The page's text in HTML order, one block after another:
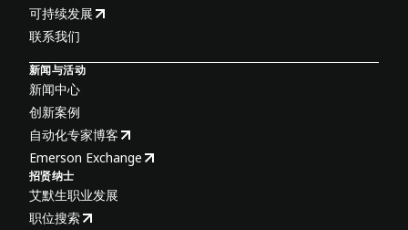
可持续发展
联系我们
新闻与活动
新闻中心
创新案例
自动化专家博客
Emerson Exchange
招贤纳士
艾默生职业发展
职位搜索